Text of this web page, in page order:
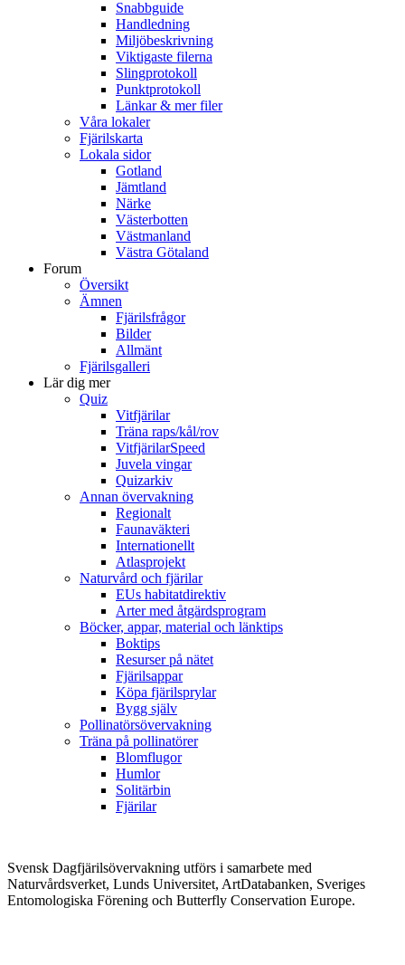
Snabbguide
Handledning
Miljöbeskrivning
Viktigaste filerna
Slingprotokoll
Punktprotokoll
Länkar & mer filer
Våra lokaler
Fjärilskarta
Lokala sidor
Gotland
Jämtland
Närke
Västerbotten
Västmanland
Västra Götaland
Forum
Översikt
Ämnen
Fjärilsfrågor
Bilder
Allmänt
Fjärilsgalleri
Lär dig mer
Quiz
Vitfjärilar
Träna raps/kål/rov
VitfjärilarSpeed
Juvela vingar
Quizarkiv
Annan övervakning
Regionalt
Faunaväkteri
Internationellt
Atlasprojekt
Naturvård och fjärilar
EUs habitatdirektiv
Arter med åtgärdsprogram
Böcker, appar, material och länktips
Boktips
Resurser på nätet
Fjärilsappar
Köpa fjärilsprylar
Bygg själv
Pollinatörsövervakning
Träna på pollinatörer
Blomflugor
Humlor
Solitärbin
Fjärilar
Svensk Dagfjärilsövervakning utförs i samarbete med
Naturvårdsverket, Lunds Universitet, ArtDatabanken, Sveriges
Entomologiska Förening och Butterfly Conservation Europe.